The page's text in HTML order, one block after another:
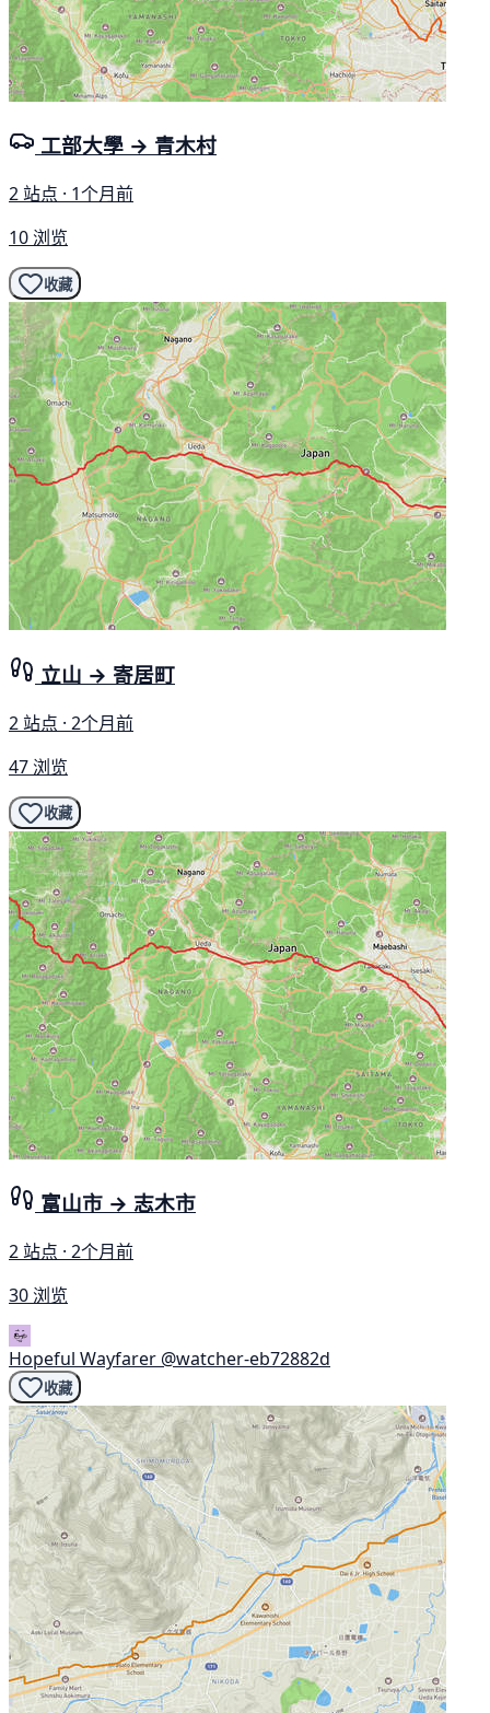
工部大學 → 青木村
2 站点 · 1个月前
10 浏览
收藏
立山 → 寄居町
2 站点 · 2个月前
47 浏览
收藏
富山市 → 志木市
2 站点 · 2个月前
30 浏览
Hopeful Wayfarer @watcher-eb72882d
收藏